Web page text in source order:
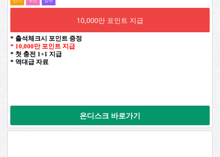
10,000만 포인트 지급
* 출석체크시 포인트 증정
* 10,000만 포인트 지급
* 첫 충전 1+1 지급
* 역대급 자료
온디스크 바로가기